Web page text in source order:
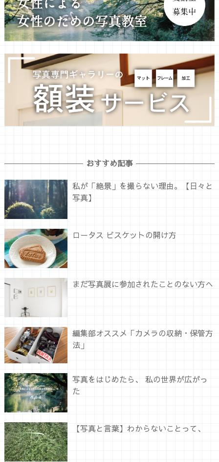
おすすめ記事
私が「絶景」を撮らない理由。【日々と
写真】
ロータス ビスケットの開け方
まだ写真展に参加されたことのない方へ
編集部オススメ「カメラの収納・保管方
法」
写真をはじめたら、 私の世界が広がっ
た
【写真と言葉】わからないことって、